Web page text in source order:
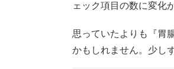
ェック項目の数に変化
思っていたよりも『胃
かもしれません。少し